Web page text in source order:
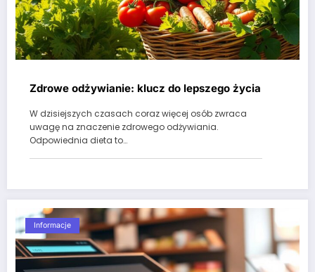
Zdrowe odżywianie: klucz do lepszego życia
W dzisiejszych czasach coraz więcej osób zwraca
uwagę na znaczenie zdrowego odżywiania.
Odpowiednia dieta to…
Informacje